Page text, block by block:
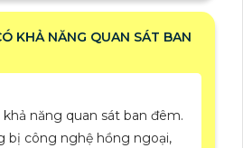
KHẢ NĂNG QUAN SÁT BAN
khả năng quan sát ban đêm.
bị công nghệ hồng ngoại,